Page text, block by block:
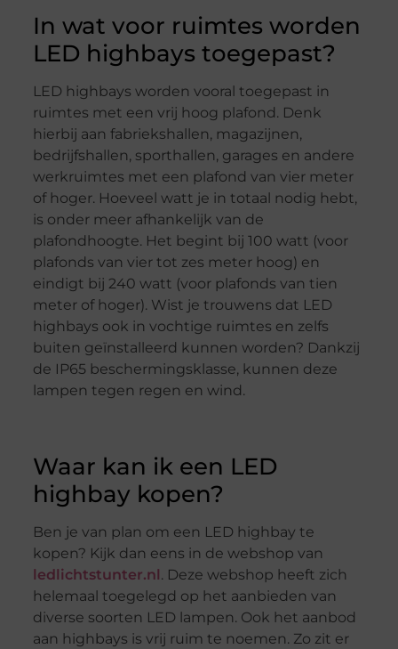
In wat voor ruimtes worden
LED highbays toegepast?
LED highbays worden vooral toegepast in
ruimtes met een vrij hoog plafond. Denk
hierbij aan fabriekshallen, magazijnen,
bedrijfshallen, sporthallen, garages en andere
werkruimtes met een plafond van vier meter
of hoger. Hoeveel watt je in totaal nodig hebt,
is onder meer afhankelijk van de
plafondhoogte. Het begint bij 100 watt (voor
plafonds van vier tot zes meter hoog) en
eindigt bij 240 watt (voor plafonds van tien
meter of hoger). Wist je trouwens dat LED
highbays ook in vochtige ruimtes en zelfs
buiten geïnstalleerd kunnen worden? Dankzij
de IP65 beschermingsklasse, kunnen deze
lampen tegen regen en wind.
Waar kan ik een LED
highbay kopen?
Ben je van plan om een LED highbay te
kopen? Kijk dan eens in de webshop van
ledlichtstunter.nl . Deze webshop heeft zich
helemaal toegelegd op het aanbieden van
diverse soorten LED lampen. Ook het aanbod
aan highbays is vrij ruim te noemen. Zo zit er